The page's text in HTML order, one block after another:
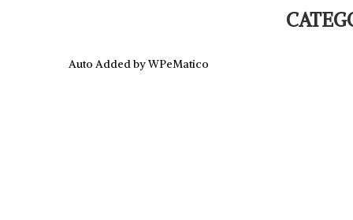
Auto Added by WPeMatico